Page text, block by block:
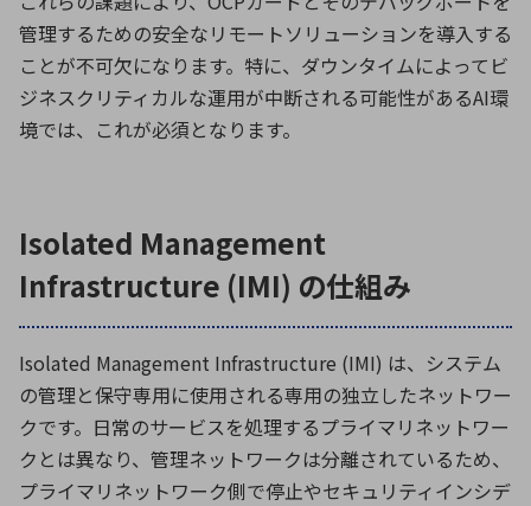
管理するための安全なリモートソリューションを導入する
ことが不可欠になります。特に、ダウンタイムによってビ
ジネスクリティカルな運用が中断される可能性があるAI環
境では、これが必須となります。
Isolated Management
Infrastructure (IMI) の仕組み
Isolated Management Infrastructure (IMI) は、システム
の管理と保守専用に使用される専用の独立したネットワー
クです。日常のサービスを処理するプライマリネットワー
クとは異なり、管理ネットワークは分離されているため、
プライマリネットワーク側で停止やセキュリティインシデ